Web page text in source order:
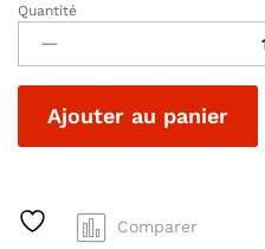
GENOUILLERE
VOLET
ROULANT
6P10/ROND
quantité
Quantité
Ajouter au panier
Comparer